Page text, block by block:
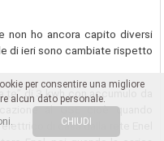
non ho ancora capito diversi
di ieri sono cambiate rispetto
te” di 3 kwh con accumulo da
al GSE cioè quando
di casa dalla rete Enel
per consentire una migliore
alcun dato personale.
CHIUDI